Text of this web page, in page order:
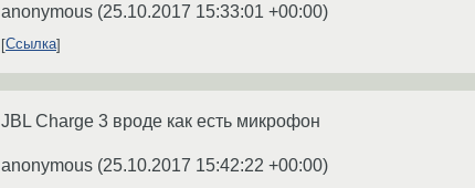
anonymous (25.10.2017 15:33:01 +00:00)
Ссылка
JBL Charge 3 вроде как есть микрофон
anonymous (25.10.2017 15:42:22 +00:00)